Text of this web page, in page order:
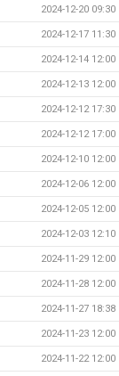
2024-12-20 09:30
2024-12-17 11:30
2024-12-14 12:00
2024-12-13 12:00
2024-12-12 17:30
2024-12-12 17:00
2024-12-10 12:00
2024-12-06 12:00
2024-12-05 12:00
2024-12-03 12:10
2024-11-29 12:00
2024-11-28 12:00
2024-11-27 18:38
2024-11-23 12:00
2024-11-22 12:00